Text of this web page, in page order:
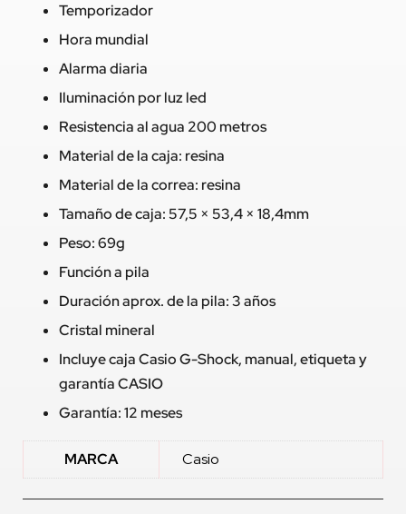
Temporizador
Hora mundial
Alarma diaria
Iluminación por luz led
Resistencia al agua 200 metros
Material de la caja: resina
Material de la correa: resina
Tamaño de caja: 57,5 × 53,4 × 18,4mm
Peso: 69g
Función a pila
Duración aprox. de la pila: 3 años
Cristal mineral
Incluye caja Casio G-Shock, manual, etiqueta y
garantía CASIO
Garantía: 12 meses
MARCA Casio